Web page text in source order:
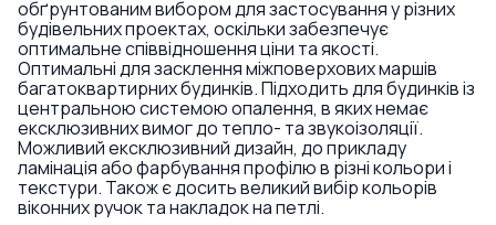
обґрунтованим вибором для застосування у різних
будівельних проектах, оскільки забезпечує
оптимальне співвідношення ціни та якості.
Оптимальні для засклення міжповерхових маршів
багатоквартирних будинків. Підходить для будинків із
центральною системою опалення, в яких немає
ексклюзивних вимог до тепло- та звукоізоляції.
Можливий ексклюзивний дизайн, до прикладу
ламінація або фарбування профілю в різні кольори і
текстури. Також є досить великий вибір кольорів
віконних ручок та накладок на петлі.